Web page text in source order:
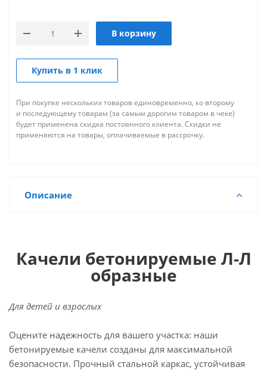
В корзину
Купить в 1 клик
При покупке нескольких товаров единовременно, ко второму
и последующему товарам (за самым дорогим товаром в чеке)
будет применена скидка постоянного клиента. Скидки не
применяются на товары, оплачиваемые в рассрочку.
Описание
Качели бетонируемые Л-Л
образные
Для детей и взрослых
Оцените надежность для вашего участка: наши
бетонируемые качели созданы для максимальной
безопасности. Прочный стальной каркас, устойчивая